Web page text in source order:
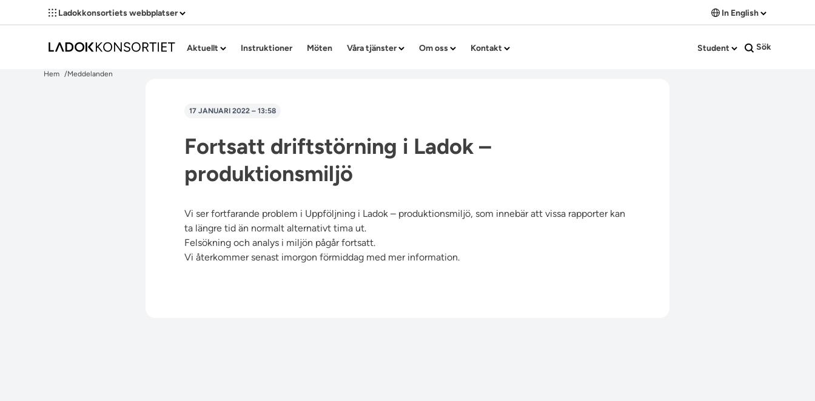
Ladokkonsortiets webbplatser In English
Aktuellt Instruktioner Möten Våra tjänster Om oss Kontakt Student Sök
Hem Meddelanden
17 JANUARI 2022 – 13:58
Fortsatt driftstörning i Ladok –
produktionsmiljö
Vi ser fortfarande problem i Uppföljning i Ladok – produktionsmiljö, som innebär att vissa rapporter kan
ta längre tid än normalt alternativt tima ut.
Felsökning och analys i miljön pågår fortsatt.
Vi återkommer senast imorgon förmiddag med mer information.